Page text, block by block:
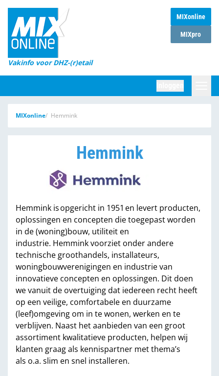
MIXonline
MIXpro
Vakinfo voor DHZ-(r)etail
Home
Magazines
DHZ Sessie
Marktcijfers
MIXonline Hemmink
Hemmink
Hemmink is opgericht in 1951 en levert producten,
oplossingen en concepten die toegepast worden
in de (woning)bouw, utiliteit en
industrie. Hemmink voorziet onder andere
technische groothandels, installateurs,
woningbouwverenigingen en industrie van
innovatieve concepten en oplossingen. Dit doen
we vanuit de overtuiging dat iedereen recht heeft
op een veilige, comfortabele en duurzame
(leef)omgeving om in te wonen, werken en te
verblijven. Naast het aanbieden van een groot
assortiment kwalitatieve producten, helpen wij
klanten graag als kennispartner met thema’s
als o.a. slim en snel installeren.